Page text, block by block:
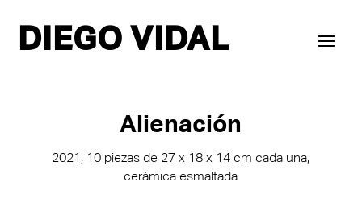
DIEGO VIDAL
Alienación
2021, 10 piezas de 27 x 18 x 14 cm cada una,
cerámica esmaltada